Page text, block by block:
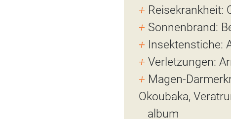
+ Reisekrankheit:
+ Sonnenbrand:
+ Insektenstiche:
+ Verletzungen:
+ Magen-
Okoubaka,
album